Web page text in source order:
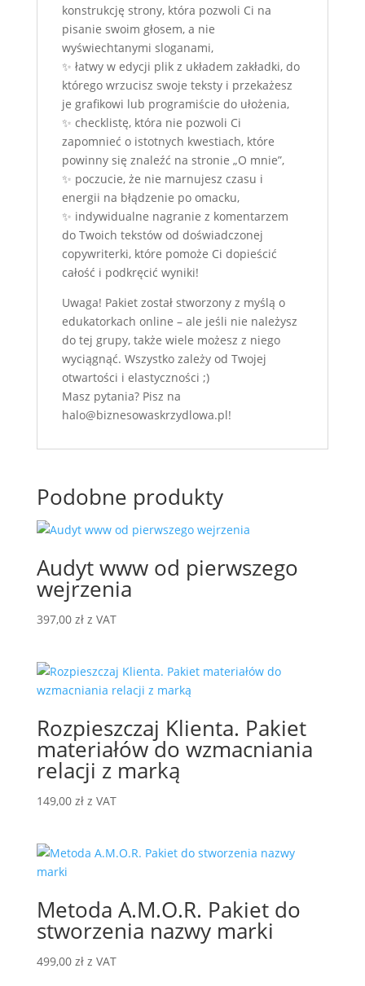
konstrukcję strony, która pozwoli Ci na
pisanie swoim głosem, a nie
wyświechtanymi sloganami,
✨ łatwy w edycji plik z układem zakładki, do
którego wrzucisz swoje teksty i przekażesz
je grafikowi lub programiście do ułożenia,
✨ checklistę, która nie pozwoli Ci
zapomnieć o istotnych kwestiach, które
powinny się znaleźć na stronie „O mnie”,
✨ poczucie, że nie marnujesz czasu i
energii na błądzenie po omacku,
✨ indywidualne nagranie z komentarzem
do Twoich tekstów od doświadczonej
copywriterki, które pomoże Ci dopieścić
całość i podkręcić wyniki!
Uwaga! Pakiet został stworzony z myślą o
edukatorkach online – ale jeśli nie należysz
do tej grupy, także wiele możesz z niego
wyciągnąć. Wszystko zależy od Twojej
otwartości i elastyczności ;)
Masz pytania? Pisz na
halo@biznesowaskrzydlowa.pl!
Podobne produkty
Audyt www od pierwszego
wejrzenia
397,00 zł z VAT
Rozpieszczaj Klienta. Pakiet
materiałów do wzmacniania
relacji z marką
149,00 zł z VAT
Metoda A.M.O.R. Pakiet do
stworzenia nazwy marki
499,00 zł z VAT